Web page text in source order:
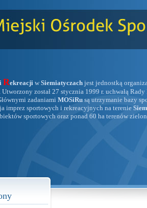
Rekreacji w Siemiatyczach jest jednostką
został 27 stycznia 1999 r. uchwałą
zadaniami MOSiRu są utrzymanie bazy
imprez sportowych i rekreacyjnych na terenie
sportowych oraz ponad 60 ha terenów